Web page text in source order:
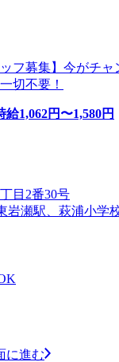
フ募集】今がチ
切不要！
給1,062円〜1,580円
目2番30号
岩瀬駅、萩浦小学
に進む